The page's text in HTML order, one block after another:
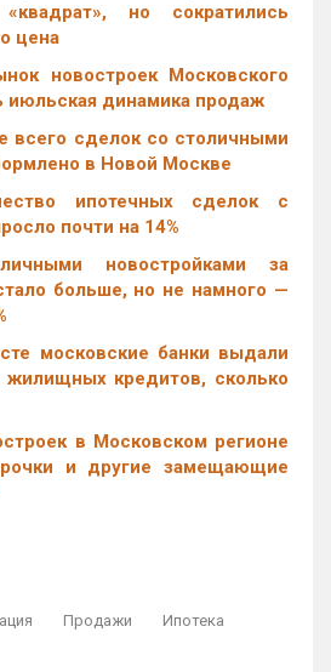
но сократились
цена
новостроек Московского
июльская динамика продаж
всего сделок со столичными
в Новой Москве
ипотечных сделок с
почти на 14%
новостройками за
больше, но не намного —
московские банки выдали
жилищных кредитов, сколько
в Московском регионе
и другие замещающие
Продажи
Ипотека